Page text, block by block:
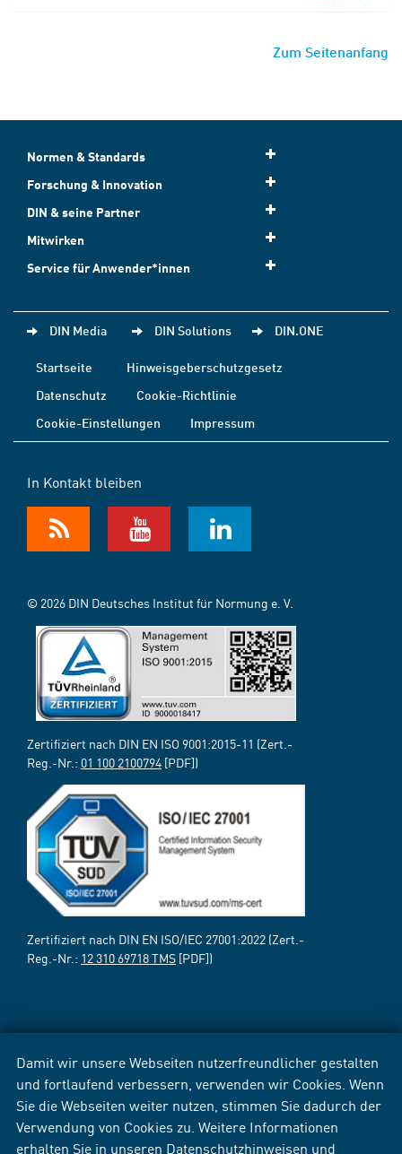
Damit wir unsere Webseiten nutzerfreundlicher gestalten
und fortlaufend verbessern, verwenden wir Cookies. Wenn
Sie die Webseiten weiter nutzen, stimmen Sie dadurch der
Verwendung von Cookies zu. Weitere Informationen
erhalten Sie in unseren Datenschutzhinweisen und
Zum Seitenanfang
Normen & Standards
Forschung & Innovation
DIN & seine Partner
Mitwirken
Service für Anwender*innen
DIN Media DIN Solutions DIN.ONE
Startseite
Hinweisgeberschutzgesetz
Datenschutz
Cookie-Richtlinie
Cookie-Einstellungen
Impressum
In Kontakt bleiben
© 2026 DIN Deutsches Institut für Normung e. V.
Zertifiziert nach DIN EN ISO 9001:2015-11 (Zert.-
Reg.-Nr.: 01 100 2100794 [PDF])
Zertifiziert nach DIN EN ISO/IEC 27001:2022 (Zert.-
Reg.-Nr.: 12 310 69718 TMS [PDF])